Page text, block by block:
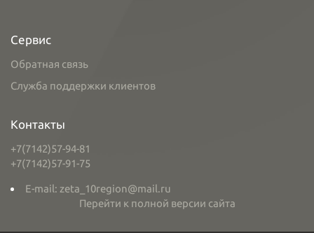
Сервис
Обратная связь
Служба поддержки клиентов
Контакты
+7(7142)57-94-81
+7(7142)57-91-75
E-mail: zeta_10region@mail.ru
Перейти к полной версии сайта